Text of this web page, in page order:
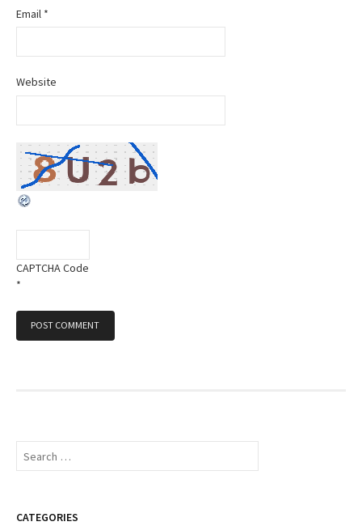
n
Email *
Website
CAPTCHA Code
*
S
c
CATEGORIES